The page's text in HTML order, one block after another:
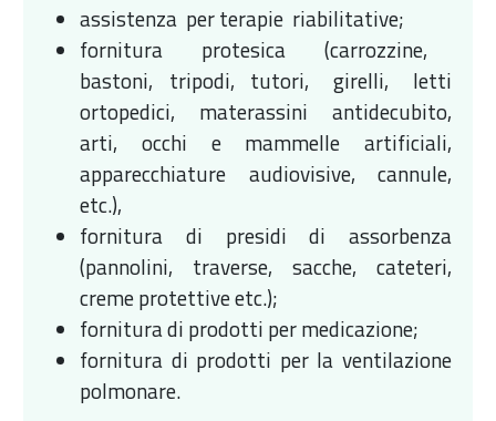
assistenza per terapie riabilitative;
fornitura protesica (carrozzine,
bastoni, tripodi, tutori, girelli, letti
ortopedici, materassini antidecubito,
arti, occhi e mammelle artificiali,
apparecchiature audiovisive, cannule,
etc.),
fornitura di presidi di assorbenza
(pannolini, traverse, sacche, cateteri,
creme protettive etc.);
fornitura di prodotti per medicazione;
fornitura di prodotti per la ventilazione
polmonare.